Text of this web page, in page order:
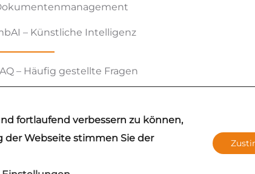
– Künstliche Intelligenz
– Häufig gestellte Fragen
Verwendung der Sprachformen männlich, weiblich und
beinhaltet keine Wertung.
fortlaufend verbessern zu können,
der Webseite stimmen Sie der